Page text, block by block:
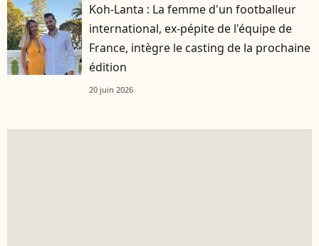
Koh-Lanta : La femme d'un footballeur
international, ex-pépite de l'équipe de
France, intègre le casting de la prochaine
édition
20 juin 2026